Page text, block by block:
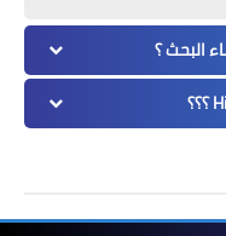
البحث ؟